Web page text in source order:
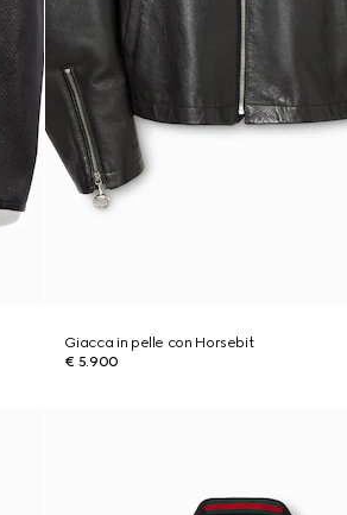
Giacca in pelle con Horsebit
€ 5.900